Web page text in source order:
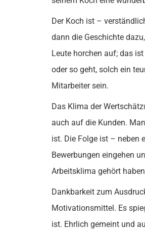
Der Koch ist –
dann die Geschichte
Leute horchen auf; das
oder so geht, solch ein
Mitarbeiter sein.
Das Klima der
auch auf die Kunden.
ist. Die Folge ist – neben
Bewerbungen eingehen
Arbeitsklima gehört
Dankbarkeit zum
Motivationsmittel. Es
ist. Ehrlich gemeint und